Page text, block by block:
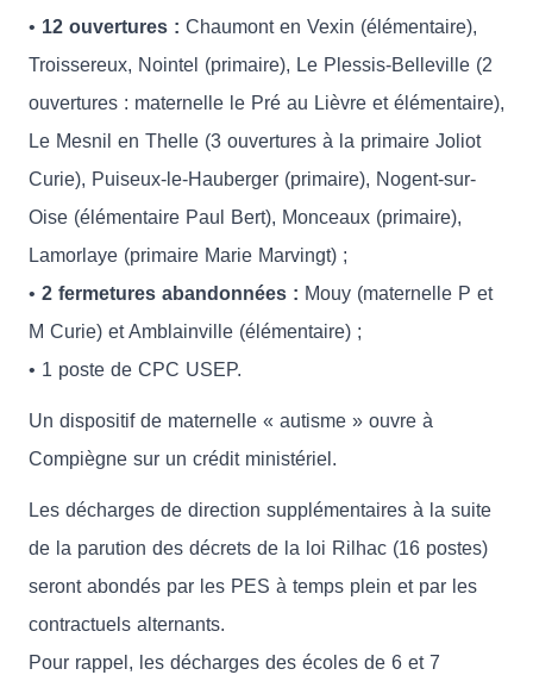
• 12 ouvertures : Chaumont en Vexin (élémentaire),
Troissereux, Nointel (primaire), Le Plessis-Belleville (2
ouvertures : maternelle le Pré au Lièvre et élémentaire),
Le Mesnil en Thelle (3 ouvertures à la primaire Joliot
Curie), Puiseux-le-Hauberger (primaire), Nogent-sur-
Oise (élémentaire Paul Bert), Monceaux (primaire),
Lamorlaye (primaire Marie Marvingt) ;
• 2 fermetures abandonnées : Mouy (maternelle P et
M Curie) et Amblainville (élémentaire) ;
• 1 poste de CPC USEP.
Un dispositif de maternelle « autisme » ouvre à
Compiègne sur un crédit ministériel.
Les décharges de direction supplémentaires à la suite
de la parution des décrets de la loi Rilhac (16 postes)
seront abondés par les PES à temps plein et par les
contractuels alternants.
Pour rappel, les décharges des écoles de 6 et 7